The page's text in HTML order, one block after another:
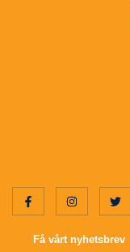
Få vårt nyhetsbrev